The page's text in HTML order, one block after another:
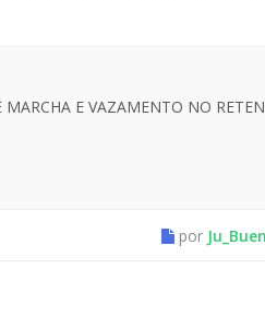
E VAZAMENTO NO
por